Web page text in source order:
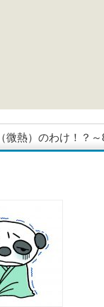
微熱）のわけ！？～